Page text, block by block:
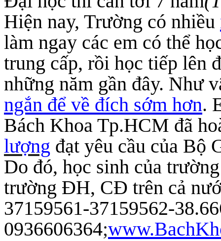
Hiện nay, Trường có nhiều
làm ngay các em có thể
trung cấp, rồi học tiếp lên
những năm gần đây. Như
ngắn để về đích sớm hơn.
Bách Khoa Tp.HCM đã
lượng đạt yêu cầu của Bộ
Do đó, học sinh của
trường ĐH, CĐ trên cả
37159561-37159562-
0936606364;